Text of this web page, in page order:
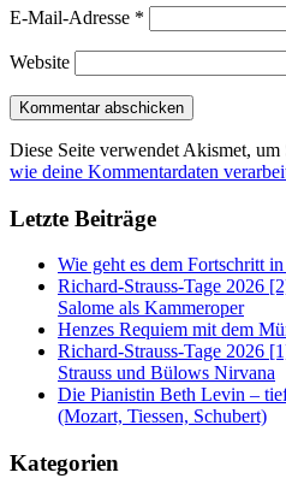
E-Mail-Adresse *
Website
Diese Seite verwendet Akismet, um
wie deine Kommentardaten
Letzte Beiträge
Wie geht es dem Fortschritt
Richard-Strauss-Tage 2026
Salome als Kammeroper
Henzes Requiem mit dem
Richard-Strauss-Tage 2026
Strauss und Bülows Nirvana
Die Pianistin Beth Levin –
(Mozart, Tiessen, Schubert)
Kategorien